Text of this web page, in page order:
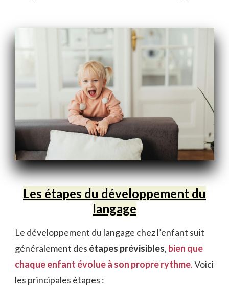
Les étapes du développement du
langage
Le développement du langage chez l’enfant suit
généralement des étapes prévisibles, bien que
chaque enfant évolue à son propre rythme.Voici
les principales étapes :